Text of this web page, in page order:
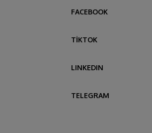
FACEBOOK
TİKTOK
LINKEDIN
TELEGRAM